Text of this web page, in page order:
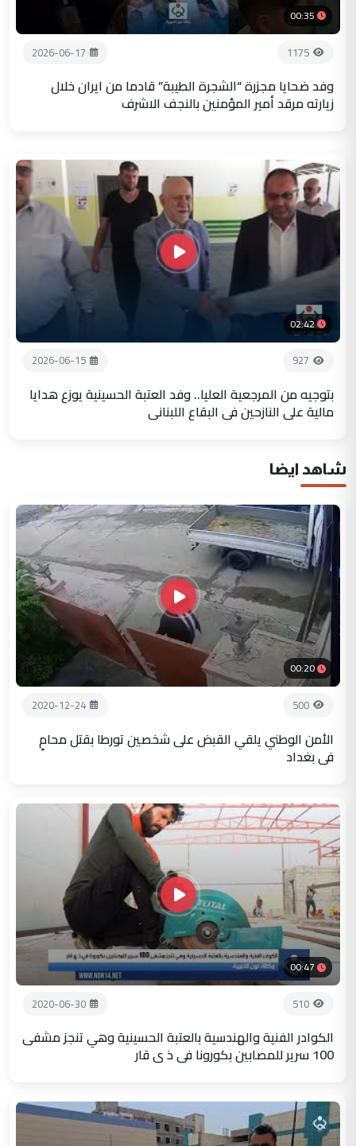
00:35
1175
2026-06-17
وفد ضحايا مجزرة “الشجرة الطيبة” قادما من ايران خلال
زيارته مرقد أمير المؤمنين بالنجف الاشرف
02:42
927
2026-06-15
بتوجيه من المرجعية العليا.. وفد العتبة الحسينية يوزع هدايا
مالية على النازحين في البقاع اللبناني
شاهد ايضا
00:20
500
2020-12-24
الأمن الوطني يلقي القبض على شخصين تورطا بقتل محامٍ
في بغداد
00:47
510
2020-06-30
الكوادر الفنية والهندسية بالعتبة الحسينية وهي تنجز مشفى
100 سرير للمصابين بكورونا في ذ ي قار